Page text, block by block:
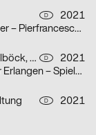
D
2021
Instagrampier – Pierfrancesco Celada
Maria Ziegelböck, Neue Gestaltung D
2021
Das Theater Erlangen – Spielzeit 2021/22
D
2021